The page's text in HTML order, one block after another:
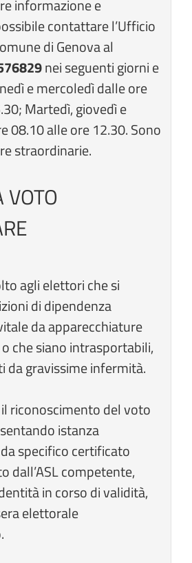
informazione e
contattare l’Ufficio
di Genova al
nei seguenti giorni e
e mercoledì dalle ore
Martedì, giovedì e
08.10 alle ore 12.30. Sono
straordinarie.
VOTO
agli elettori che si
di dipendenza
da apparecchiature
che siano intrasportabili,
da gravissime infermità.
riconoscimento del voto
istanza
specifico certificato
dall’ASL competente,
in corso di validità,
elettorale